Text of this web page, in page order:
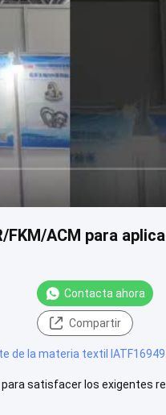
ACM para
Contacta ahora
Compartir
de la materia textil IATF16949
satisfacer los exigentes